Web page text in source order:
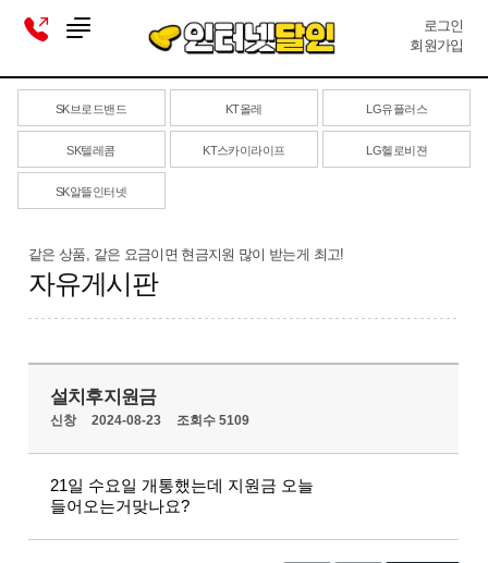
로그인
회원가입
SK브로드밴드 KT올레 LG유플러스
SK텔레콤 KT스카이라이프 LG헬로비젼
SK알뜰인터넷
같은 상품, 같은 요금이면 현금지원 많이 받는게 최고!
자유게시판
설치후지원금
신창 2024-08-23 조회수 5109
21일 수요일 개통했는데 지원금 오늘
들어오는거맞나요?